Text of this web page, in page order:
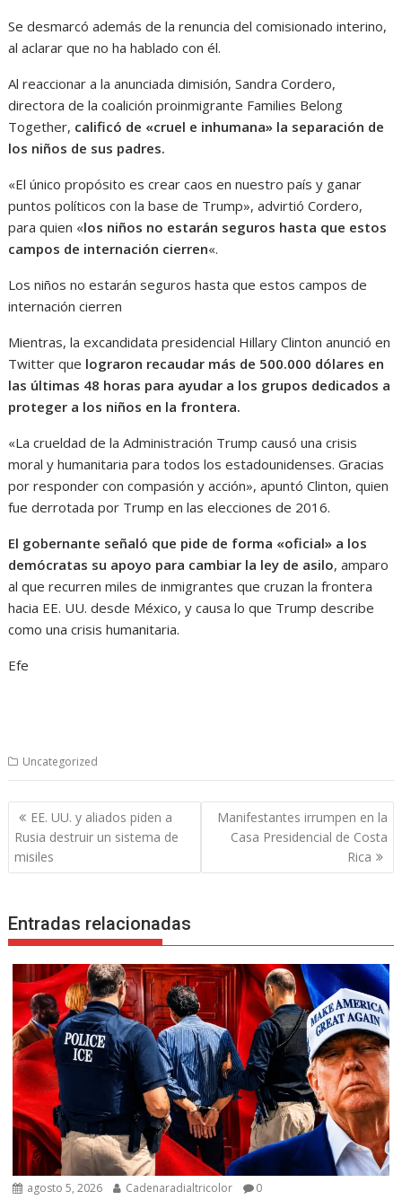
Se desmarcó además de la renuncia del comisionado interino,
al aclarar que no ha hablado con él.
Al reaccionar a la anunciada dimisión, Sandra Cordero,
directora de la coalición proinmigrante Families Belong
Together, calificó de «cruel e inhumana» la separación de
los niños de sus padres.
«El único propósito es crear caos en nuestro país y ganar
puntos políticos con la base de Trump», advirtió Cordero,
para quien «los niños no estarán seguros hasta que estos
campos de internación cierren«.
Los niños no estarán seguros hasta que estos campos de
internación cierren
Mientras, la excandidata presidencial Hillary Clinton anunció en
Twitter que lograron recaudar más de 500.000 dólares en
las últimas 48 horas para ayudar a los grupos dedicados a
proteger a los niños en la frontera.
«La crueldad de la Administración Trump causó una crisis
moral y humanitaria para todos los estadounidenses. Gracias
por responder con compasión y acción», apuntó Clinton, quien
fue derrotada por Trump en las elecciones de 2016.
El gobernante señaló que pide de forma «oficial» a los
demócratas su apoyo para cambiar la ley de asilo, amparo
al que recurren miles de inmigrantes que cruzan la frontera
hacia EE. UU. desde México, y causa lo que Trump describe
como una crisis humanitaria.
Efe
Uncategorized
Navegación
de
entradas
EE. UU. y aliados piden a
Rusia destruir un sistema de
misiles
Manifestantes irrumpen en la
Casa Presidencial de Costa
Rica
Entradas relacionadas
agosto 5, 2026 Cadenaradialtricolor 0